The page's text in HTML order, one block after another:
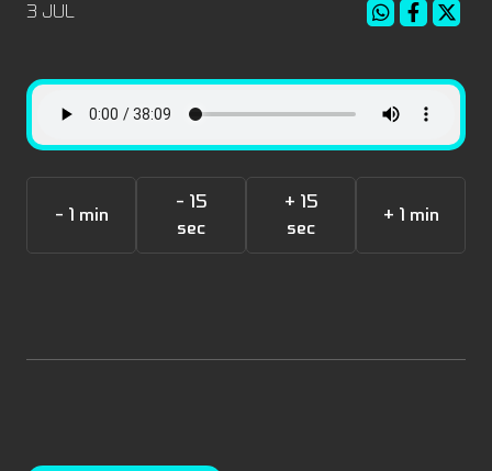
3 JUL
- 1 min
- 15
sec
+ 15
sec
+ 1 min